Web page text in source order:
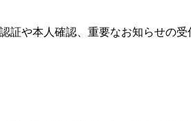
や本人確認、重要なお知らせの